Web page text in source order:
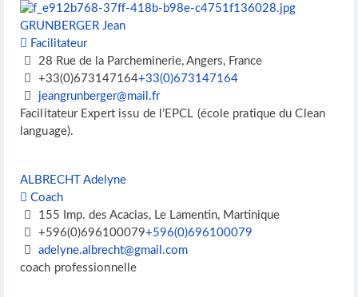
GRUNBERGER Jean
Facilitateur
28 Rue de la Parcheminerie, Angers, France
+33(0)673147164+33(0)673147164
jeangrunberger@mail.fr
Facilitateur Expert issu de l’EPCL (école pratique du Clean
language).
ALBRECHT Adelyne
Coach
155 Imp. des Acacias, Le Lamentin, Martinique
+596(0)696100079+596(0)696100079
adelyne.albrecht@gmail.com
coach professionnelle